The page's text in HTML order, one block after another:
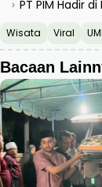
› PT PIM Hadir
Wisata Viral
Bacaan